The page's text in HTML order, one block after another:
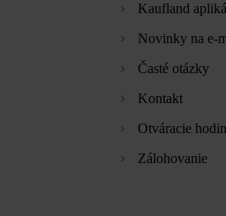
Kaufland
Novinky na e-
Časté otázky
Kontakt
Otváracie
Zálohovanie